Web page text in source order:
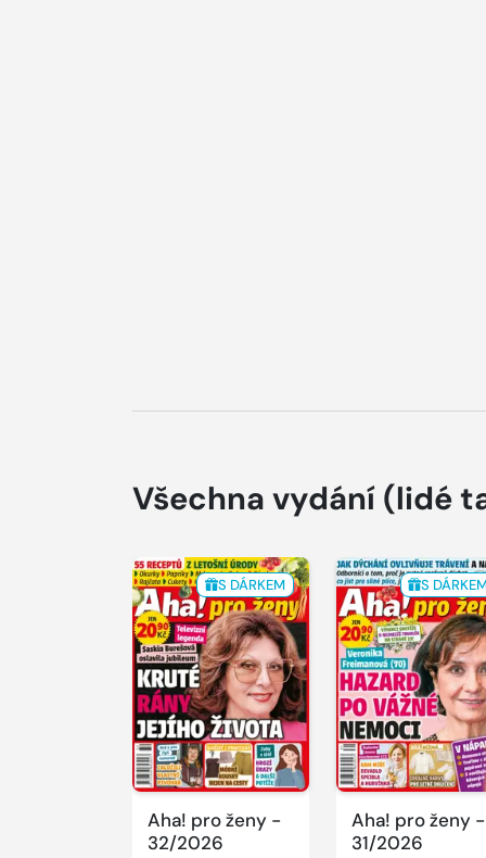
Všechna vydání (lidé
S DÁRKEM
Aha! pro ženy -
32/2026
S
Aha! pro ženy -
31/2026